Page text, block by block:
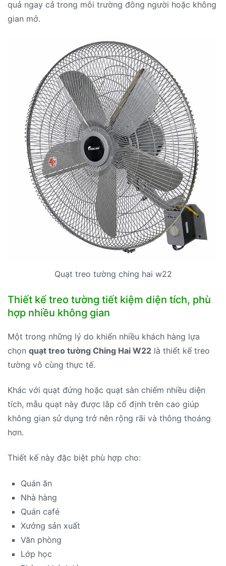
quả ngay cả trong môi trường đông người hoặc không
gian mở.
Quạt treo tường ching hai w22
Thiết kế treo tường tiết kiệm diện tích, phù
hợp nhiều không gian
Một trong những lý do khiến nhiều khách hàng lựa
chọn quạt treo tường Ching Hai W22 là thiết kế treo
tường vô cùng thực tế.
Khác với quạt đứng hoặc quạt sàn chiếm nhiều diện
tích, mẫu quạt này được lắp cố định trên cao giúp
không gian sử dụng trở nên rộng rãi và thông thoáng
hơn.
Thiết kế này đặc biệt phù hợp cho:
Quán ăn
Nhà hàng
Quán café
Xưởng sản xuất
Văn phòng
Lớp học